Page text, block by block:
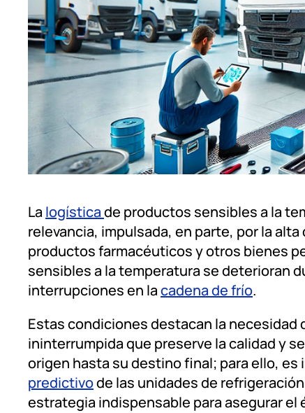
La logísticade productos sensibles a la
relevancia, impulsada, en parte, por la alta
productos farmacéuticos y otros bienes
sensibles a la temperatura se deterioran
interrupciones en lacadena de frío.
Estas condiciones destacan la necesidad
ininterrumpida que preserve la calidad y
origen hasta su destino final; para ello,
predictivode las unidades de
estrategia indispensable para asegurar el